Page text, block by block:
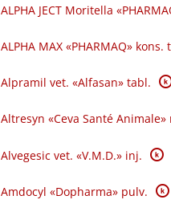
ALPHA JECT Moritella
ALPHA MAX «PHARMAQ»
Alpramil vet. «Alfasan» tabl. K
Altresyn «Ceva Santé Animale»
Alvegesic vet. «V.M.D.» inj. K
Amdocyl «Dopharma» pulv. K